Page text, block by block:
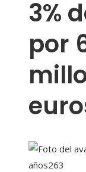
3%
por
años263